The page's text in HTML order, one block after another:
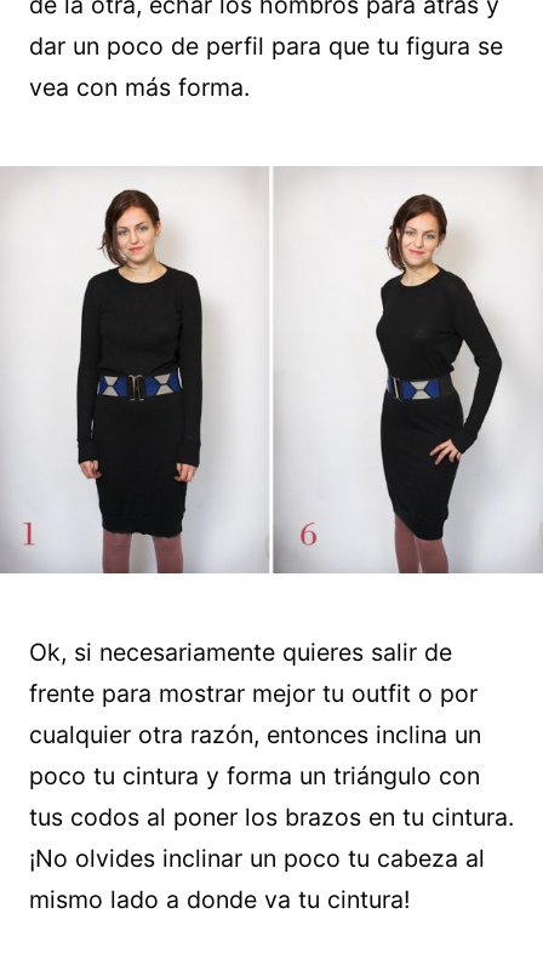
dar un poco de perfil para que tu figura se
vea con más forma.
Ok, si necesariamente quieres salir de
frente para mostrar mejor tu outfit o por
cualquier otra razón, entonces inclina un
poco tu cintura y forma un triángulo con
tus codos al poner los brazos en tu cintura.
¡No olvides inclinar un poco tu cabeza al
mismo lado a donde va tu cintura!